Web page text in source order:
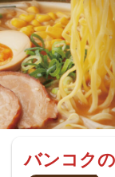
バンコク